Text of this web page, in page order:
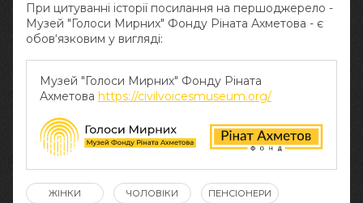
При цитуванні історії посилання на першоджерело -
Музей "Голоси Мирних" Фонду Ріната Ахметова - є
обов‘язковим у вигляді:
Музей "Голоси Мирних" Фонду Ріната
Ахметова https://civilvoicesmuseum.org/
ЖІНКИ ЧОЛОВІКИ ПЕНСІОНЕРИ